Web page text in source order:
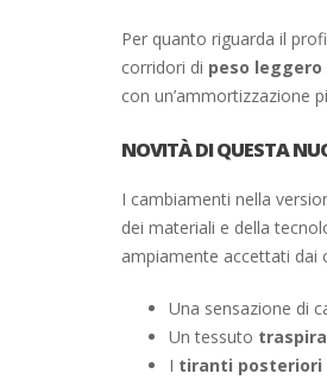
Per quanto riguarda il
corridori di peso leggero
con un’ammortizzazione
NOVITÀ DI QUESTA
I cambiamenti nella
dei materiali e della
ampiamente accettati dai
Una sensazione di
Un tessuto
I tiranti posteriori